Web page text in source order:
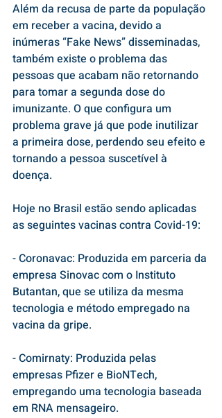
Além da recusa de parte da população
em receber a vacina, devido a
inúmeras “Fake News” disseminadas,
também existe o problema das
pessoas que acabam não retornando
para tomar a segunda dose do
imunizante. O que configura um
problema grave já que pode inutilizar
a primeira dose, perdendo seu efeito e
tornando a pessoa suscetível à
doença.
Hoje no Brasil estão sendo aplicadas
as seguintes vacinas contra Covid-19:
- Coronavac: Produzida em parceria da
empresa Sinovac com o Instituto
Butantan, que se utiliza da mesma
tecnologia e método empregado na
vacina da gripe.
- Comirnaty: Produzida pelas
empresas Pfizer e BioNTech,
empregando uma tecnologia baseada
em RNA mensageiro.